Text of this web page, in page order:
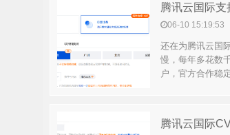
腾讯云国际
06-10 15:19:53
还在为腾讯云国
慢，每年多花数
户，官方合作稳
腾讯云国际